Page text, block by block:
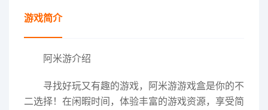
游戏简介
阿米游介绍
寻找好玩又有趣的游戏，阿米游游戏盒是你的不
二选择！在闲暇时间，体验丰富的游戏资源，享受简